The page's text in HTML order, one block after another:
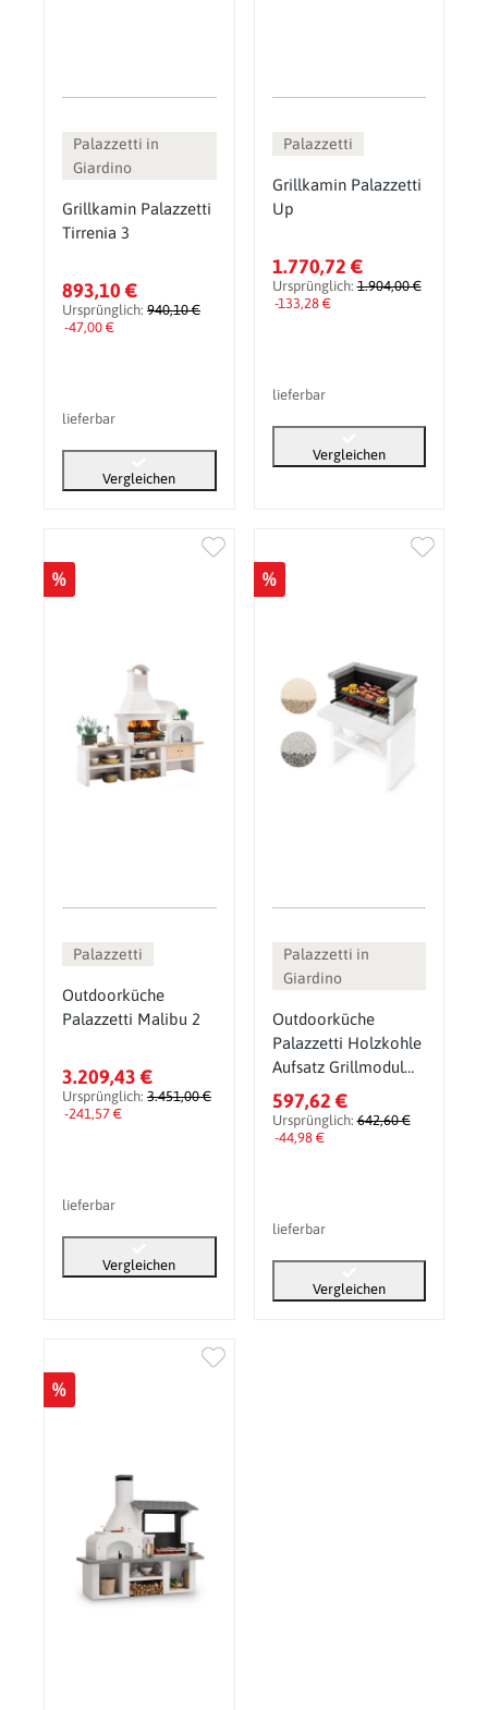
Palazzetti in
Giardino
Grillkamin Palazzetti
Tirrenia 3
893,10 €
Ursprünglich: 940,10 €
-47,00 €
lieferbar
Vergleichen
Palazzetti
Grillkamin Palazzetti
Up
1.770,72 €
Ursprünglich:1.904,00 €
-133,28 €
lieferbar
Vergleichen
%
Palazzetti
Outdoorküche
Palazzetti Malibu 2
3.209,43 €
Ursprünglich: 3.451,00 €
-241,57 €
lieferbar
Vergleichen
%
Palazzetti in
Giardino
Outdoorküche
Palazzetti Holzkohle
Aufsatz Grillmodul
Single
597,62 €
Ursprünglich:642,60 €
-44,98 €
lieferbar
Vergleichen
%